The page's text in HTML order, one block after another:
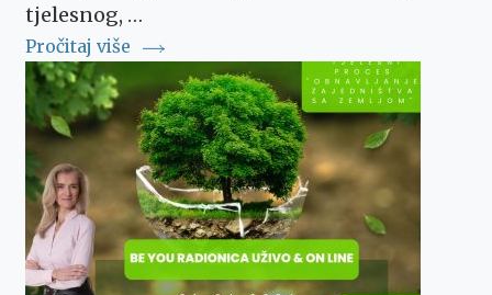
tjelesnog, …
Pročitaj više